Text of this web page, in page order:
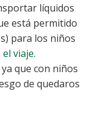
líquidos
está permitido
para los niños
viaje.
ya que con niños
de quedaros